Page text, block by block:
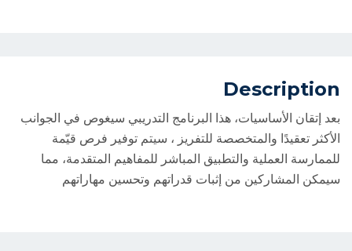
Description
بعد إتقان الأساسيات، هذا البرنامج التدريبي سيغوص في الجوانب
الأكثر تعقيدًا والمتخصصة للتفريز ، سيتم توفير فرص قيّمة
للممارسة العملية والتطبيق المباشر للمفاهيم المتقدمة، مما
سيمكن المشاركين من إثبات قدراتهم وتحسين مهاراتهم